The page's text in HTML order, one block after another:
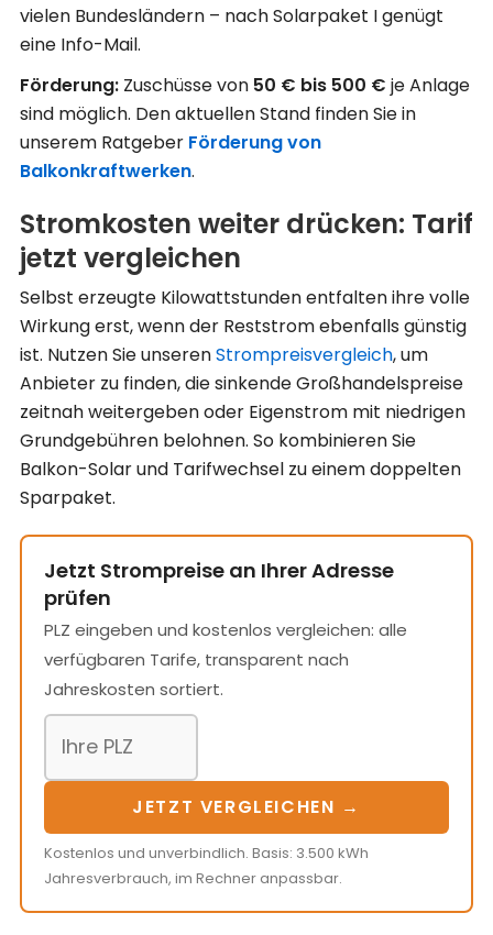
vielen Bundesländern – nach Solarpaket I genügt
eine Info-Mail.
Förderung: Zuschüsse von 50 € bis 500 € je Anlage
sind möglich. Den aktuellen Stand finden Sie in
unserem Ratgeber Förderung von
Balkonkraftwerken.
Stromkosten weiter drücken: Tarif
jetzt vergleichen
Selbst erzeugte Kilowattstunden entfalten ihre volle
Wirkung erst, wenn der Reststrom ebenfalls günstig
ist. Nutzen Sie unserenStrompreisvergleich, um
Anbieter zu finden, die sinkende Großhandelspreise
zeitnah weitergeben oder Eigenstrom mit niedrigen
Grundgebühren belohnen. So kombinieren Sie
Balkon-Solar und Tarifwechsel zu einem doppelten
Sparpaket.
Jetzt Strompreise an Ihrer Adresse
prüfen
PLZ eingeben und kostenlos vergleichen: alle
verfügbaren Tarife, transparent nach
Jahreskosten sortiert.
JETZT VERGLEICHEN →
Kostenlos und unverbindlich. Basis: 3.500 kWh
Jahresverbrauch, im Rechner anpassbar.